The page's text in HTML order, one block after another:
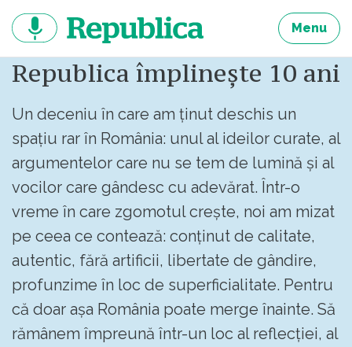
continut
Menu
Republica împlinește 10 ani
Un deceniu în care am ținut deschis un
spațiu rar în România: unul al ideilor curate, al
argumentelor care nu se tem de lumină și al
vocilor care gândesc cu adevărat. Într-o
vreme în care zgomotul crește, noi am mizat
pe ceea ce contează: conținut de calitate,
autentic, fără artificii, libertate de gândire,
profunzime în loc de superficialitate. Pentru
că doar așa România poate merge înainte. Să
rămânem împreună într-un loc al reflecției, al